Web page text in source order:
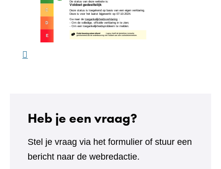
Heb je een vraag?
Stel je vraag via het formulier of stuur een
bericht naar de webredactie.